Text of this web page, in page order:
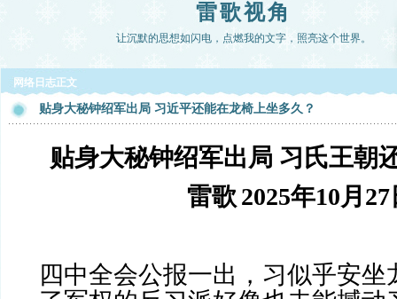
雷歌视角
让沉默的思想如闪电，点燃我的文字，照亮这个世界。
网络日志正文
贴身大秘钟绍军出局 习近平还能在龙椅上坐多久？
贴身大秘钟绍军出局 习氏王朝
雷歌 2025年10月 27
四中全会公报一出，习似乎安坐